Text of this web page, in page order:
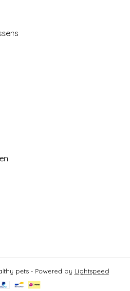
pets - Powered by Lightspeed